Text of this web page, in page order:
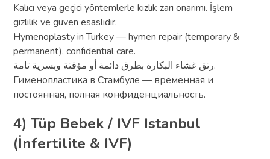
Kalıcı veya geçici yöntemlerle kızlık zarı onarımı. İşlem
gizlilik ve güven esaslıdır.
Hymenoplasty in Turkey — hymen repair (temporary &
permanent), confidential care.
رتق غشاء البكارة بطرق دائمة أو مؤقتة وبسرية تامة.
Гименопластика в Стамбуле — временная и
постоянная, полная конфиденциальность.
4) Tüp Bebek / IVF Istanbul
(İnfertilite & IVF)